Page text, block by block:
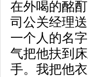
在外喝的酩
司公关经理
一个人的名
气把他扶到
手。我把他